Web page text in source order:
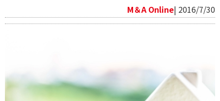
M＆A Online| 2016/7/30